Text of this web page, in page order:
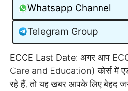
Whatsapp Channel
Telegram Group
ECCE Last Date: अगर आप
Care and Education) कोर्स में
रहे हैं, तो यह खबर आपके लिए बेहद